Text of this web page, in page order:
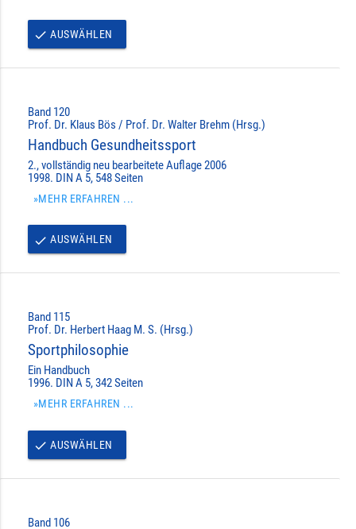
done AUSWÄHLEN
Band 120
Prof. Dr. Klaus Bös / Prof. Dr. Walter Brehm (Hrsg.)
Handbuch Gesundheitssport
2., vollständig neu bearbeitete Auflage 2006
1998. DIN A 5, 548 Seiten
»MEHR ERFAHREN ...
done AUSWÄHLEN
Band 115
Prof. Dr. Herbert Haag M. S. (Hrsg.)
Sportphilosophie
Ein Handbuch
1996. DIN A 5, 342 Seiten
»MEHR ERFAHREN ...
done AUSWÄHLEN
Band 106